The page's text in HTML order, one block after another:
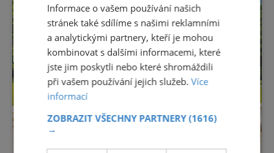
Informace o vašem používání našich
stránek také sdílíme s našimi reklamními
a analytickými partnery, kteří je mohou
kombinovat s dalšími informacemi, které
jste jim poskytli nebo které shromáždili
při vašem používání jejich služeb.Více
informací
ZOBRAZIT VŠECHNY PARTNERY(1616)
→